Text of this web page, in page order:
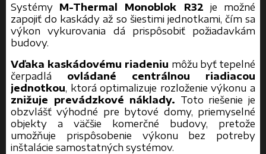
Systémy M-Thermal Monoblok R32 je možné
zapojiť do kaskády až so šiestimi jednotkami, čím sa
výkon vykurovania dá prispôsobiť požiadavkám
budovy.
Vďaka kaskádovému riadeniu môžu byť tepelné
čerpadlá ovládané centrálnou riadiacou
jednotkou, ktorá optimalizuje rozloženie výkonu a
znižuje prevádzkové náklady. Toto riešenie je
obzvlášť výhodné pre bytové domy, priemyselné
objekty a väčšie komerčné budovy, pretože
umožňuje prispôsobenie výkonu bez potreby
inštalácie samostatných systémov.